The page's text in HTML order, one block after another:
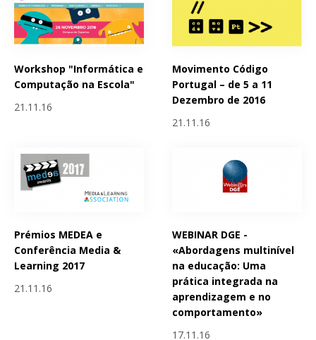
Workshop "Informática e
Computação na Escola"
21.11.16
Movimento Código
Portugal – de 5 a 11
Dezembro de 2016
21.11.16
Prémios MEDEA e
Conferência Media &
Learning 2017
21.11.16
WEBINAR DGE -
«Abordagens multinível
na educação: Uma
prática integrada na
aprendizagem e no
comportamento»
17.11.16